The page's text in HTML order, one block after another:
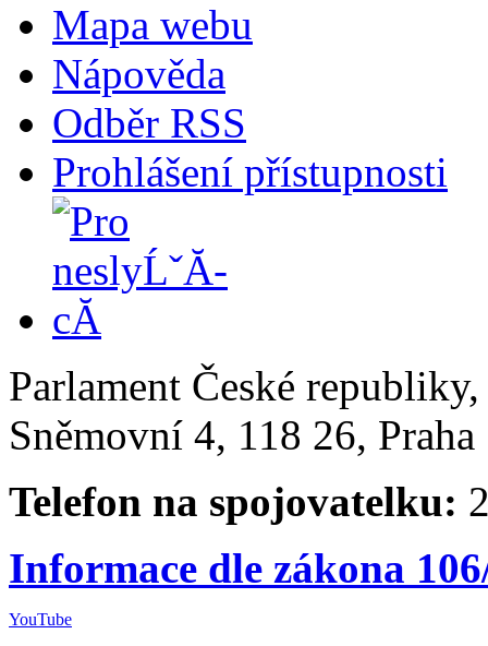
Mapa webu
Nápověda
Odběr RSS
Prohlášení přístupnosti
Parlament České
Sněmovní 4, 118 26,
Telefon na spojovatelku:
Informace dle zákona
YouTube